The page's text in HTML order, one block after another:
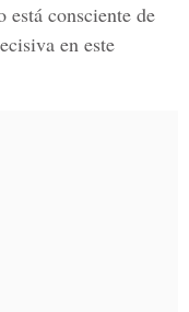
consciente de
en este